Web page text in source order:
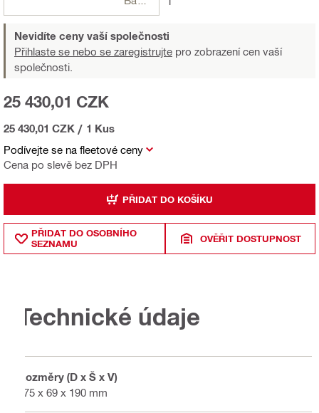
Nevidíte ceny vaší společnosti
Přihlaste se nebo se zaregistrujte pro zobrazení cen vaší
společnosti.
Podívejte se na fleetové ceny
Cena po slevě bez DPH
25 430,01 CZK
25 430,01 CZK / 1 Kus
PŘIDAT DO KOŠÍKU
PŘIDAT DO OSOBNÍHO
SEZNAMU
OVĚŘIT DOSTUPNOST
Technické údaje
Rozměry (D x Š x V)
475 x 69 x 190 mm